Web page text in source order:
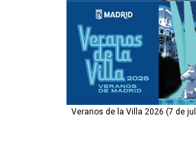
Veranos de la Villa 2026 (7 de